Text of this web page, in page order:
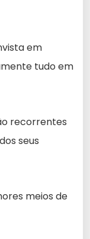
em
tudo em
recorrentes
seus
meios de